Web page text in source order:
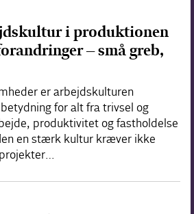
i produktionen
– små greb,
er arbejdskulturen
for alt fra trivsel og
produktivitet og fastholdelse
en stærk kultur kræver ikke